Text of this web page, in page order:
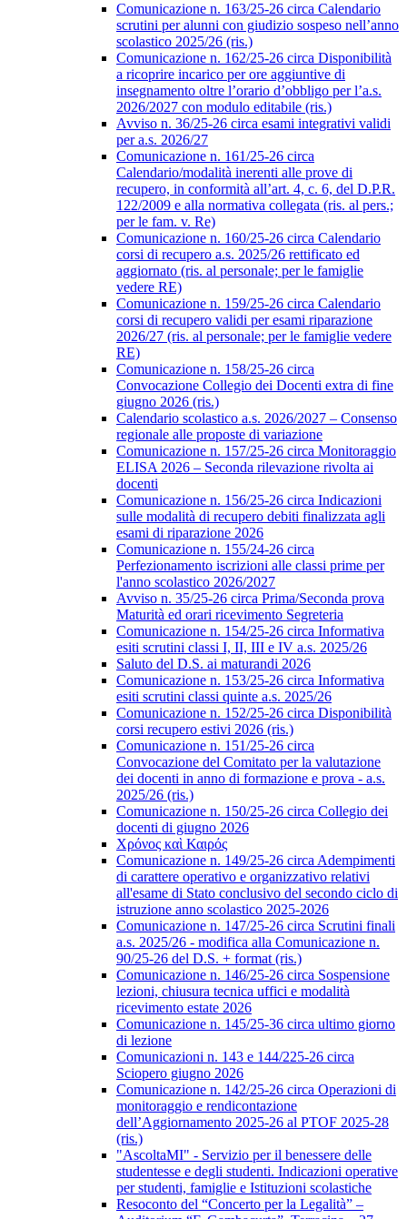
Comunicazione n. 163/25-26 circa Calendario
scrutini per alunni con giudizio sospeso nell’anno
scolastico 2025/26 (ris.)
Comunicazione n. 162/25-26 circa Disponibilità
a ricoprire incarico per ore aggiuntive di
insegnamento oltre l’orario d’obbligo per l’a.s.
2026/2027 con modulo editabile (ris.)
Avviso n. 36/25-26 circa esami integrativi validi
per a.s. 2026/27
Comunicazione n. 161/25-26 circa
Calendario/modalità inerenti alle prove di
recupero, in conformità all’art. 4, c. 6, del D.P.R.
122/2009 e alla normativa collegata (ris. al pers.;
per le fam. v. Re)
Comunicazione n. 160/25-26 circa Calendario
corsi di recupero a.s. 2025/26 rettificato ed
aggiornato (ris. al personale; per le famiglie
vedere RE)
Comunicazione n. 159/25-26 circa Calendario
corsi di recupero validi per esami riparazione
2026/27 (ris. al personale; per le famiglie vedere
RE)
Comunicazione n. 158/25-26 circa
Convocazione Collegio dei Docenti extra di fine
giugno 2026 (ris.)
Calendario scolastico a.s. 2026/2027 – Consenso
regionale alle proposte di variazione
Comunicazione n. 157/25-26 circa Monitoraggio
ELISA 2026 – Seconda rilevazione rivolta ai
docenti
Comunicazione n. 156/25-26 circa Indicazioni
sulle modalità di recupero debiti finalizzata agli
esami di riparazione 2026
Comunicazione n. 155/24-26 circa
Perfezionamento iscrizioni alle classi prime per
l'anno scolastico 2026/2027
Avviso n. 35/25-26 circa Prima/Seconda prova
Maturità ed orari ricevimento Segreteria
Comunicazione n. 154/25-26 circa Informativa
esiti scrutini classi I, II, III e IV a.s. 2025/26
Saluto del D.S. ai maturandi 2026
Comunicazione n. 153/25-26 circa Informativa
esiti scrutini classi quinte a.s. 2025/26
Comunicazione n. 152/25-26 circa Disponibilità
corsi recupero estivi 2026 (ris.)
Comunicazione n. 151/25-26 circa
Convocazione del Comitato per la valutazione
dei docenti in anno di formazione e prova - a.s.
2025/26 (ris.)
Comunicazione n. 150/25-26 circa Collegio dei
docenti di giugno 2026
Χρόνος καὶ Καιρός
Comunicazione n. 149/25-26 circa Adempimenti
di carattere operativo e organizzativo relativi
all'esame di Stato conclusivo del secondo ciclo di
istruzione anno scolastico 2025-2026
Comunicazione n. 147/25-26 circa Scrutini finali
a.s. 2025/26 - modifica alla Comunicazione n.
90/25-26 del D.S. + format (ris.)
Comunicazione n. 146/25-26 circa Sospensione
lezioni, chiusura tecnica uffici e modalità
ricevimento estate 2026
Comunicazione n. 145/25-36 circa ultimo giorno
di lezione
Comunicazioni n. 143 e 144/225-26 circa
Sciopero giugno 2026
Comunicazione n. 142/25-26 circa Operazioni di
monitoraggio e rendicontazione
dell’Aggiornamento 2025-26 al PTOF 2025-28
(ris.)
"AscoltaMI" - Servizio per il benessere delle
studentesse e degli studenti. Indicazioni operative
per studenti, famiglie e Istituzioni scolastiche
Resoconto del “Concerto per la Legalità” –